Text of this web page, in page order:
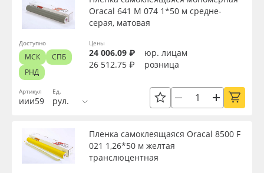
Поставщикам
Избранное
8 800 550 7888
Инженерные пластики
Упаковочные материалы
Оборудование и инструмент
Oracal 641
Артикул
иии59
Oracal 641 M 074 1*50 м средне-
серая, матовая
Ед.
рул.
Цены
24 006.09 ₽
юр. лицам
26 512.75 ₽
розница
Доступно
МСК
СПБ
РНД
Пленка самоклеящаяся Oracal 8500 F
021 1,26*50 м желтая
транслюцентная